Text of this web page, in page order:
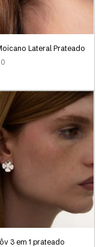
Lateral Prateado
3 em 1 prateado